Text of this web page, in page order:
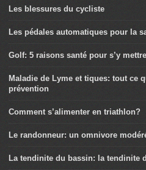
Les blessures du cycliste
Les pédales automatiques pour la
Golf: 5 raisons santé pour s’y mettre
Maladie de Lyme et tiques: tout ce
prévention
Comment s’alimenter en triathlon?
Le randonneur: un omnivore
La tendinite du bassin: la tendinite